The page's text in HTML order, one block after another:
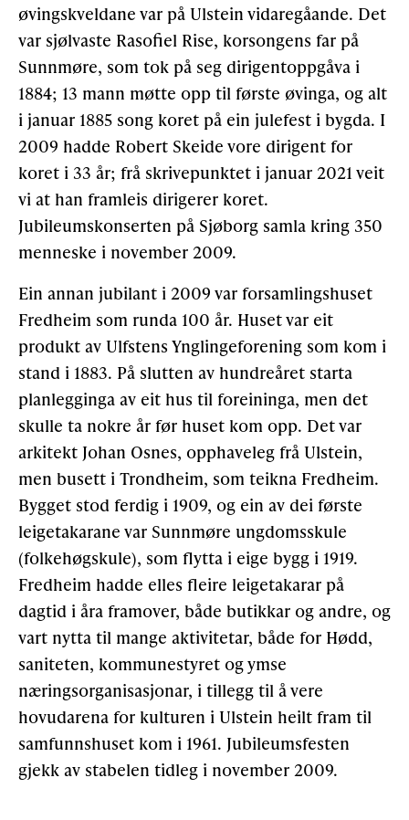
øvingskveldane var på Ulstein vidaregåande. Det
var sjølvaste Rasofiel Rise, korsongens far på
Sunnmøre, som tok på seg dirigentoppgåva i
1884; 13 mann møtte opp til første øvinga, og alt
i januar 1885 song koret på ein julefest i bygda. I
2009 hadde Robert Skeide vore dirigent for
koret i 33 år; frå skrivepunktet i januar 2021 veit
vi at han framleis dirigerer koret.
Jubileumskonserten på Sjøborg samla kring 350
menneske i november 2009.
Ein annan jubilant i 2009 var forsamlingshuset
Fredheim som runda 100 år. Huset var eit
produkt av Ulfstens Ynglingeforening som kom i
stand i 1883. På slutten av hundreåret starta
planlegginga av eit hus til foreininga, men det
skulle ta nokre år før huset kom opp. Det var
arkitekt Johan Osnes, opphaveleg frå Ulstein,
men busett i Trondheim, som teikna Fredheim.
Bygget stod ferdig i 1909, og ein av dei første
leigetakarane var Sunnmøre ungdomsskule
(folkehøgskule), som flytta i eige bygg i 1919.
Fredheim hadde elles fleire leigetakarar på
dagtid i åra framover, både butikkar og andre, og
vart nytta til mange aktivitetar, både for Hødd,
saniteten, kommunestyret og ymse
næringsorganisasjonar, i tillegg til å vere
hovudarena for kulturen i Ulstein heilt fram til
samfunnshuset kom i 1961. Jubileumsfesten
gjekk av stabelen tidleg i november 2009.